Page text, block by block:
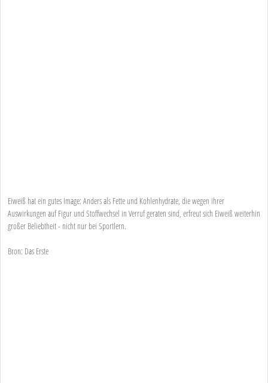
Eiweiß hat ein gutes Image: Anders als Fette und Kohlenhydrate, die wegen ihrer
Auswirkungen auf Figur und Stoffwechsel in Verruf geraten sind, erfreut sich Eiweiß weiterhin
großer Beliebtheit - nicht nur bei Sportlern.
Bron: Das Erste